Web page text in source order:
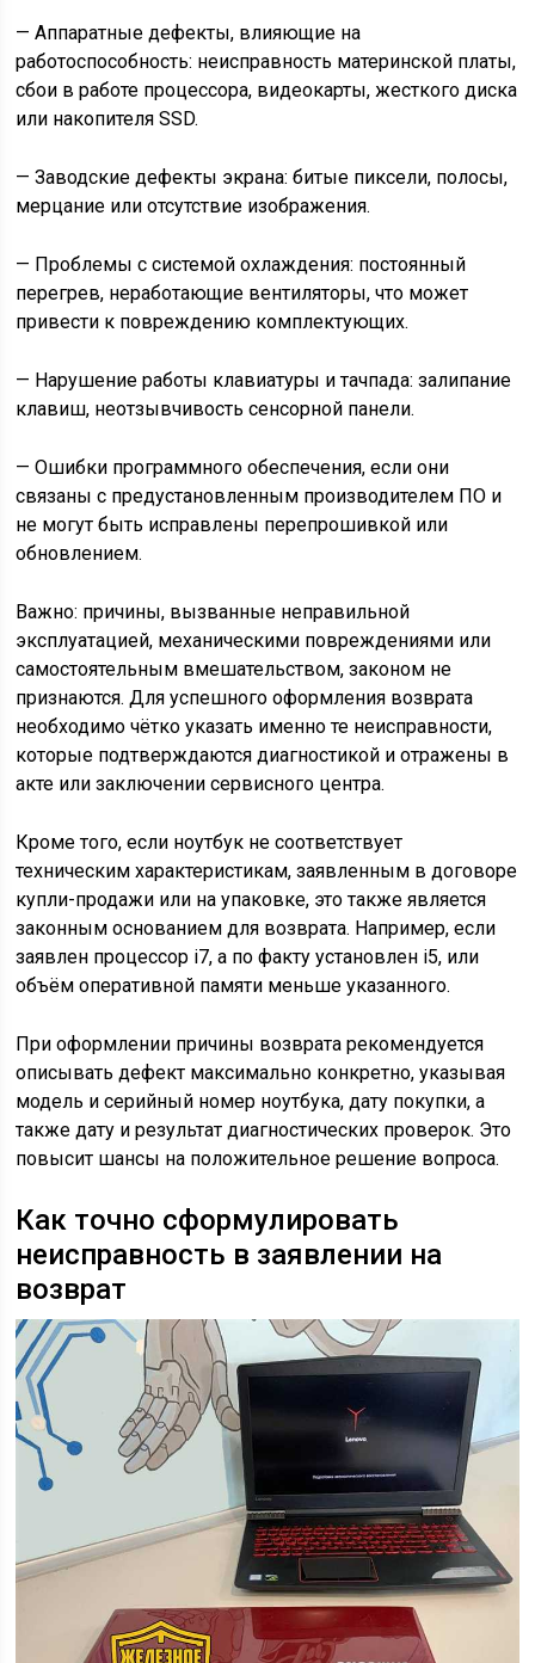
— Аппаратные дефекты, влияющие на
работоспособность: неисправность материнской платы,
сбои в работе процессора, видеокарты, жесткого диска
или накопителя SSD.
— Заводские дефекты экрана: битые пиксели, полосы,
мерцание или отсутствие изображения.
— Проблемы с системой охлаждения: постоянный
перегрев, неработающие вентиляторы, что может
привести к повреждению комплектующих.
— Нарушение работы клавиатуры и тачпада: залипание
клавиш, неотзывчивость сенсорной панели.
— Ошибки программного обеспечения, если они
связаны с предустановленным производителем ПО и
не могут быть исправлены перепрошивкой или
обновлением.
Важно: причины, вызванные неправильной
эксплуатацией, механическими повреждениями или
самостоятельным вмешательством, законом не
признаются. Для успешного оформления возврата
необходимо чётко указать именно те неисправности,
которые подтверждаются диагностикой и отражены в
акте или заключении сервисного центра.
Кроме того, если ноутбук не соответствует
техническим характеристикам, заявленным в договоре
купли-продажи или на упаковке, это также является
законным основанием для возврата. Например, если
заявлен процессор i7, а по факту установлен i5, или
объём оперативной памяти меньше указанного.
При оформлении причины возврата рекомендуется
описывать дефект максимально конкретно, указывая
модель и серийный номер ноутбука, дату покупки, а
также дату и результат диагностических проверок. Это
повысит шансы на положительное решение вопроса.
Как точно сформулировать
неисправность в заявлении на
возврат